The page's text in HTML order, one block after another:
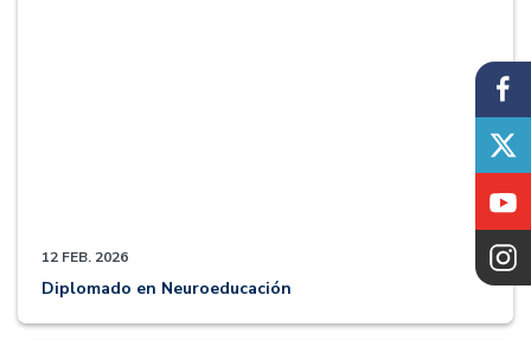
12 FEB. 2026
Diplomado en Neuroeducación